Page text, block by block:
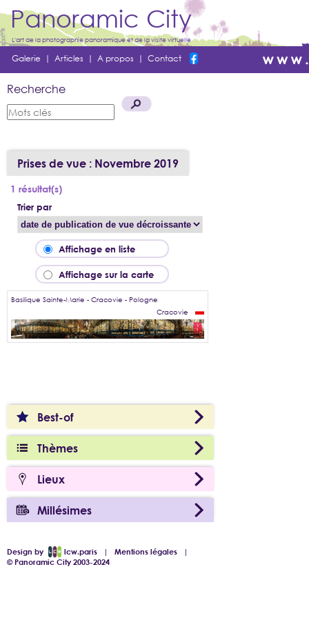
Panoramic City
L'art de la photographie panoramique et de la visite virtuelle
Galerie | Articles | A propos | Contact
Recherche
Best-of
Thèmes
Lieux
Millésimes
Prises de vue : Novembre 2019
1 résultat(s)
Trier par
Affichage en liste
Affichage sur la carte
Basilique Sainte-Marie - Cracovie - Pologne
Cracovie
Design by lcw.paris |Mentions légales |
© Panoramic City 2003-2024